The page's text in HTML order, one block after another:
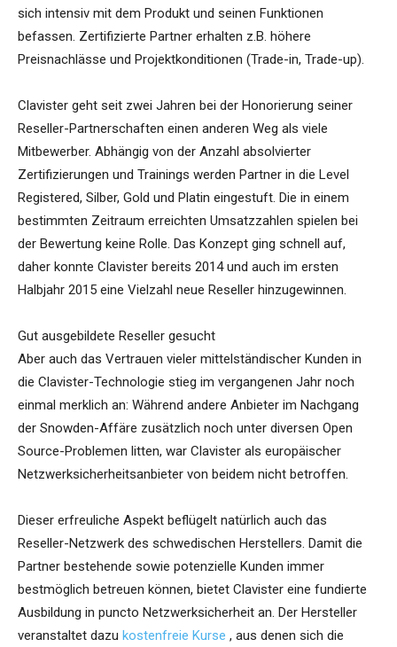
sich intensiv mit dem Produkt und seinen Funktionen
befassen. Zertifizierte Partner erhalten z.B. höhere
Preisnachlässe und Projektkonditionen (Trade-in, Trade-up).
Clavister geht seit zwei Jahren bei der Honorierung seiner
Reseller-Partnerschaften einen anderen Weg als viele
Mitbewerber. Abhängig von der Anzahl absolvierter
Zertifizierungen und Trainings werden Partner in die Level
Registered, Silber, Gold und Platin eingestuft. Die in einem
bestimmten Zeitraum erreichten Umsatzzahlen spielen bei
der Bewertung keine Rolle. Das Konzept ging schnell auf,
daher konnte Clavister bereits 2014 und auch im ersten
Halbjahr 2015 eine Vielzahl neue Reseller hinzugewinnen.
Gut ausgebildete Reseller gesucht
Aber auch das Vertrauen vieler mittelständischer Kunden in
die Clavister-Technologie stieg im vergangenen Jahr noch
einmal merklich an: Während andere Anbieter im Nachgang
der Snowden-Affäre zusätzlich noch unter diversen Open
Source-Problemen litten, war Clavister als europäischer
Netzwerksicherheitsanbieter von beidem nicht betroffen.
Dieser erfreuliche Aspekt beflügelt natürlich auch das
Reseller-Netzwerk des schwedischen Herstellers. Damit die
Partner bestehende sowie potenzielle Kunden immer
bestmöglich betreuen können, bietet Clavister eine fundierte
Ausbildung in puncto Netzwerksicherheit an. Der Hersteller
veranstaltet dazu kostenfreie Kurse , aus denen sich die